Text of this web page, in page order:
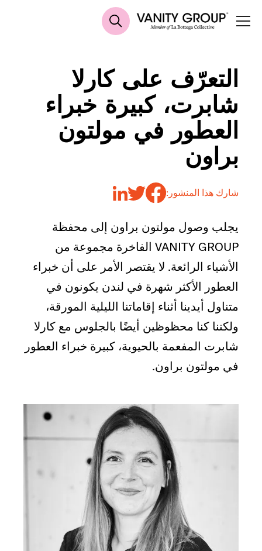
التعرّف على كارلا
شابرت، كبيرة خبراء
العطور في مولتون
براون
شارك هذا المنشور:
يجلب وصول مولتون براون إلى محفظة
VANITY GROUP الفاخرة مجموعة من
الأشياء الرائعة. لا يقتصر الأمر على أن خبراء
العطور الأكثر شهرة في لندن يكونون في
متناول أيدينا أثناء إقاماتنا الليلية المورقة،
ولكننا كنا محظوظين أيضًا بالجلوس مع كارلا
شابرت المفعمة بالحيوية، كبيرة خبراء العطور
في مولتون براون.